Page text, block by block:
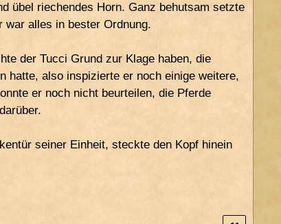
übel riechendes Horn. Ganz behutsam setzte
war alles in bester Ordnung.
der Tucci Grund zur Klage haben, die
hatte, also inspizierte er noch einige weitere,
er noch nicht beurteilen, die Pferde
seiner Einheit, steckte den Kopf hinein